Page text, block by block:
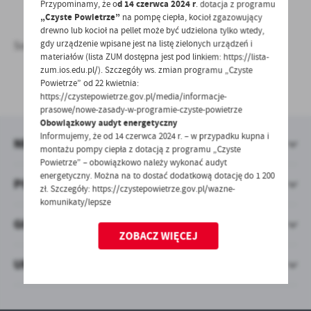
treści.
Dzięki tym plikom cookies możemy zapewnić Ci większy komfort
korzystania z funkcjonalności naszej strony poprzez dopasowanie
jej do Twoich indywidualnych preferencji. Wyrażenie zgody na
funkcjonalne i personalizacyjne pliki cookies gwarantuje
dostępność większej ilości funkcji na stronie.
Więcej
Analityczne
Analityczne pliki cookies pomagają nam rozwijać się i
dostosowywać do Twoich potrzeb.
Cookies analityczne pozwalają na uzyskanie informacji w zakresie
wykorzystywania witryny internetowej, miejsca oraz częstotliwości,
z jaką odwiedzane są nasze serwisy www. Dane pozwalają nam na
ocenę naszych serwisów internetowych pod względem ich
popularności wśród użytkowników. Zgromadzone informacje są
przetwarzane w formie zanonimizowanej. Wyrażenie zgody na
analityczne pliki cookies gwarantuje dostępność wszystkich
funkcjonalności.
Więcej
Reklamowe
Dzięki reklamowym plikom cookies prezentujemy Ci najciekawsze
informacje i aktualności na stronach naszych partnerów.
Promocyjne pliki cookies służą do prezentowania Ci naszych
komunikatów na podstawie analizy Twoich upodobań oraz Twoich
promocyjne mogą pojawić się na stronach podmiotów trzecich lub
firm będących naszymi partnerami oraz innych dostawców usług.
Więcej
Sołtys wsi: Tomasz Krześniak
UDOSTĘPNIJ
POMOCNE LINKI
NEWSLETTER
GODZINY PRACY URZĘDU
URZĄD GMINY STARE KUROWO
Przypominamy, że od 14 czerwca 2024 r. dotacja z programu
„Czyste Powietrze” na pompę ciepła, kocioł zgazowujący
drewno lub kocioł na pellet może być udzielona tylko wtedy,
gdy urządzenie wpisane jest na listę zielonych urządzeń i
materiałów (lista ZUM dostępna jest pod linkiem: https://lista-
zum.ios.edu.pl/). Szczegóły ws. zmian programu „Czyste
Powietrze” od 22 kwietnia:
https://czystepowietrze.gov.pl/media/informacje-
prasowe/nowe-zasady-w-programie-czyste-powietrze
Obowiązkowy audyt energetyczny
Informujemy, że od 14 czerwca 2024 r. – w przypadku kupna i
montażu pompy ciepła z dotacją z programu „Czyste
Powietrze” – obowiązkowo należy wykonać audyt
energetyczny. Można na to dostać dodatkową dotację do 1 200
zł. Szczegóły: https://czystepowietrze.gov.pl/wazne-
komunikaty/lepsze
ZOBACZ WIĘCEJ